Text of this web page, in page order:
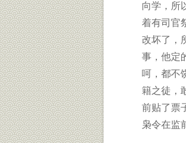
向学，所
着有司官
改坏了，
事，他定
呵，都不
籍之徒，
前贴了票
枭令在监